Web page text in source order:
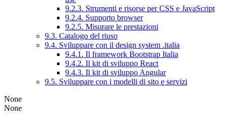
9.2.3. Strumenti e risorse per CSS e JavaScript
9.2.4. Supporto browser
9.2.5. Misurare le prestazioni
9.3. Catalogo del riuso
9.4. Sviluppare con il design system .italia
9.4.1. Il framework Bootstrap Italia
9.4.2. Il kit di sviluppo React
9.4.3. Il kit di sviluppo Angular
9.5. Sviluppare con i modelli di sito e servizi
None
None